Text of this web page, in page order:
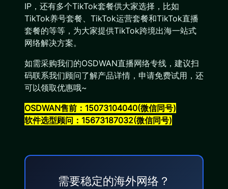
IP，还有多个TikTok套餐供大家选择，比如
TikTok养号套餐、TikTok运营套餐和TikTok直播
套餐的等等，为大家提供TikTok跨境出海一站式
网络解决方案。
如需采购我们的OSDWAN直播网络专线，建议扫
码联系我们顾问了解产品详情，申请免费试用，还
可以领取优惠哦~
OSDWAN售前：15073104040(微信同号)
软件选型顾问：15673187032(微信同号)
需要稳定的海外网络？